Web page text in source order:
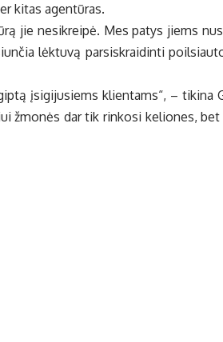
ki­tas agen­tū­ras.
jie ne­si­krei­pė. Mes pa­tys jiems
lėk­tu­vą par­si­skrai­din­ti
įsi­gi­ju­siems klien­tams“, – ti­ki­na
žmo­nės dar tik rin­ko­si ke­lio­nes,